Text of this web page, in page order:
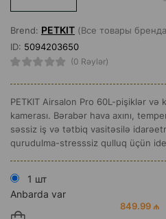
Brend: PETKIT (Все товары
ID: 5094203650
(0 Rəylər)
PETKIT Airsalon Pro 60L-pişiklər və
kamerası. Bərabər hava axını,
səssiz iş və tətbiq vasitəsilə
qurudulma-stresssiz qulluq üçün
1 шт
Anbarda var
849.99 ₼